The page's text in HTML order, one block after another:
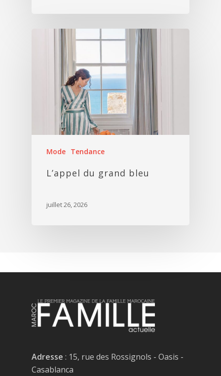
Mode Tendance
L’appel du grand bleu
juillet 26, 2026
Adresse : 15, rue des Rossignols - Oasis -
Casablanca